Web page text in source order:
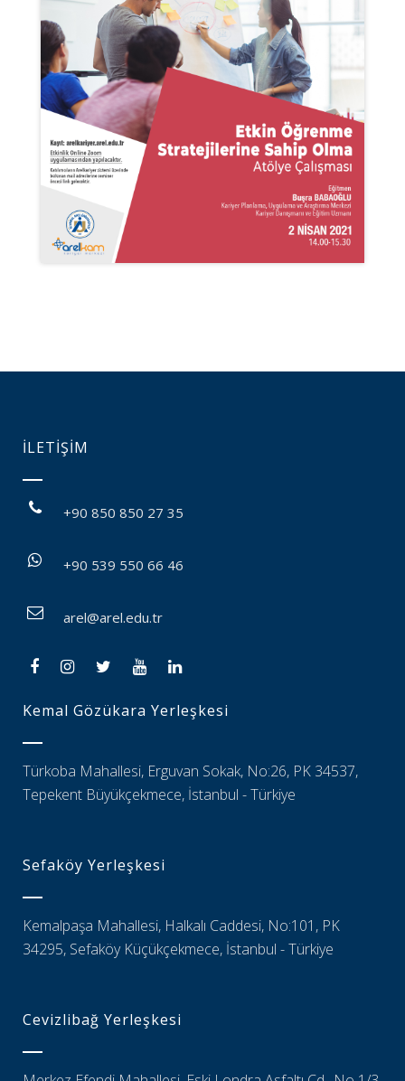
İLETİŞİM
+90 850 850 27 35
+90 539 550 66 46
arel@arel.edu.tr
Kemal Gözükara Yerleşkesi
Türkoba Mahallesi, Erguvan Sokak, No:26, PK 34537,
Tepekent Büyükçekmece, İstanbul - Türkiye
Sefaköy Yerleşkesi
Kemalpaşa Mahallesi, Halkalı Caddesi, No:101, PK
34295, Sefaköy Küçükçekmece, İstanbul - Türkiye
Cevizlibağ Yerleşkesi